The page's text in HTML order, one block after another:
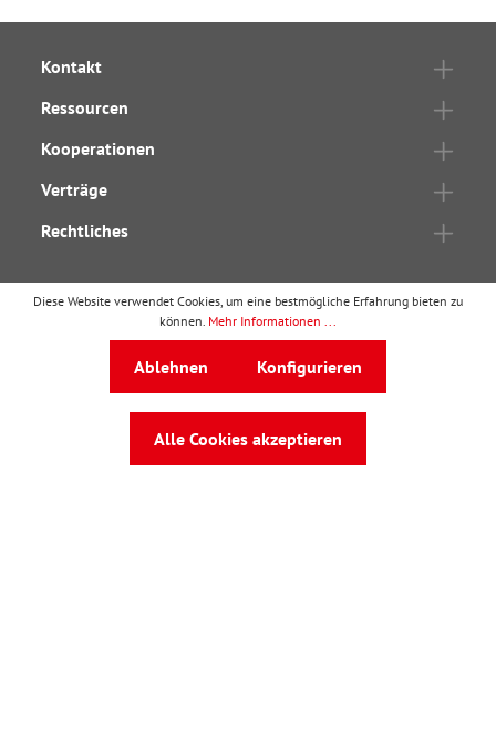
Kontakt
Ressourcen
Kooperationen
Verträge
Rechtliches
wbv Publikationist ein Geschäftsbereich vonwbv
service@wbv.de
Folgen Sie uns auf:
Diese Website verwendet Cookies, um eine bestmögliche Erfahrung bieten zu
können. Mehr Informationen ...
Ablehnen Konfigurieren
Alle Cookies akzeptieren